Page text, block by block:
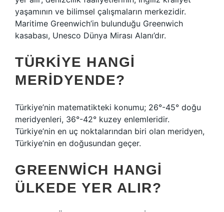
yaşamının ve bilimsel çalışmaların merkezidir.
Maritime Greenwich’in bulunduğu Greenwich
kasabası, Unesco Dünya Mirası Alanı’dır.
TÜRKIYE HANGI
MERIDYENDE?
Türkiye’nin matematikteki konumu; 26°-45° doğu
meridyenleri, 36°-42° kuzey enlemleridir.
Türkiye’nin en uç noktalarından biri olan meridyen,
Türkiye’nin en doğusundan geçer.
GREENWICH HANGI
ÜLKEDE YER ALIR?